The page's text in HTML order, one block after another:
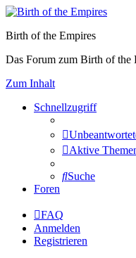
Birth of the Empires
Das Forum zum Birth of the
Zum Inhalt
Schnellzugriff
Aktive
Suche
Foren
FAQ
Anmelden
Registrieren